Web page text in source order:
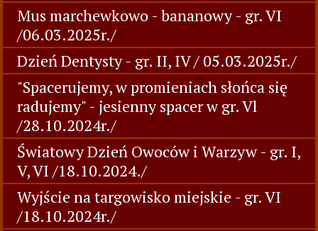
Mus marchewkowo - bananowy - gr. VI
/06.03.2025r./
Dzień Dentysty - gr. II, IV / 05.03.2025r./
"Spacerujemy, w promieniach słońca się
radujemy" - jesienny spacer w gr. Vl
/28.10.2024r./
Światowy Dzień Owoców i Warzyw - gr. I,
V, VI /18.10.2024./
Wyjście na targowisko miejskie - gr. VI
/18.10.2024r./